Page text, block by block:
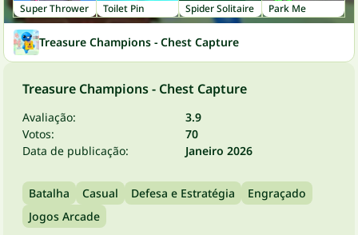
Super Thrower Toilet Pin Spider Solitaire Park Me
Treasure Champions - Chest Capture
Treasure Champions - Chest Capture
Avaliação:
3.9
Votos:
70
Data de publicação:
Janeiro 2026
Batalha Casual Defesa e Estratégia
Engraçado
Jogos Arcade